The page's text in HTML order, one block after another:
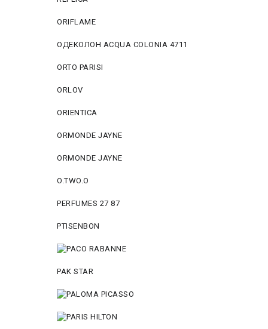
ORIFLAME
ОДЕКОЛОН ACQUA COLONIA 4711
ORTO PARISI
ORLOV
ORIENTICA
ORMONDE JAYNE
ORMONDE JAYNE
O.TWO.O
PERFUMES 27 87
PTISENBON
PAK STAR